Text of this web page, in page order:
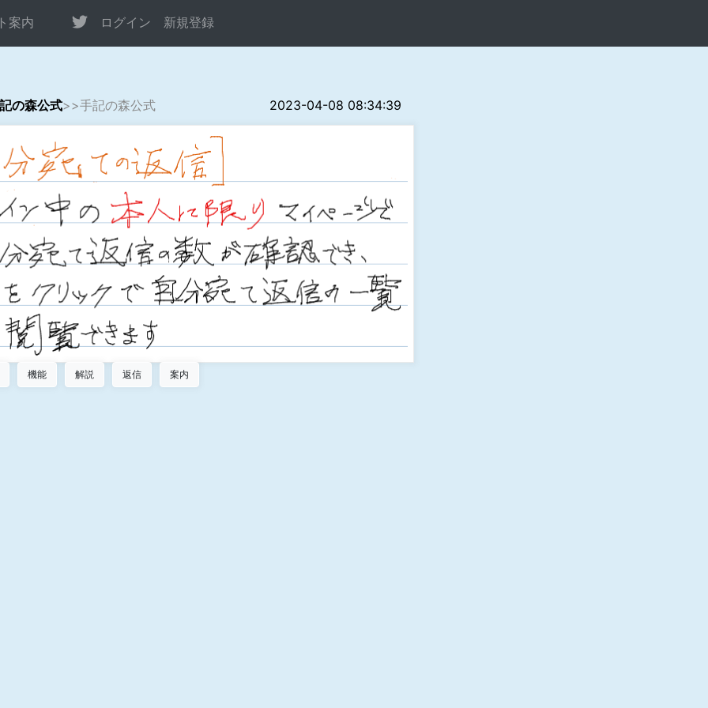
案内 ログイン 新規登録
の森公式>>手記の森公式 2023-04-08 08:34:39
機能 解説 返信 案内